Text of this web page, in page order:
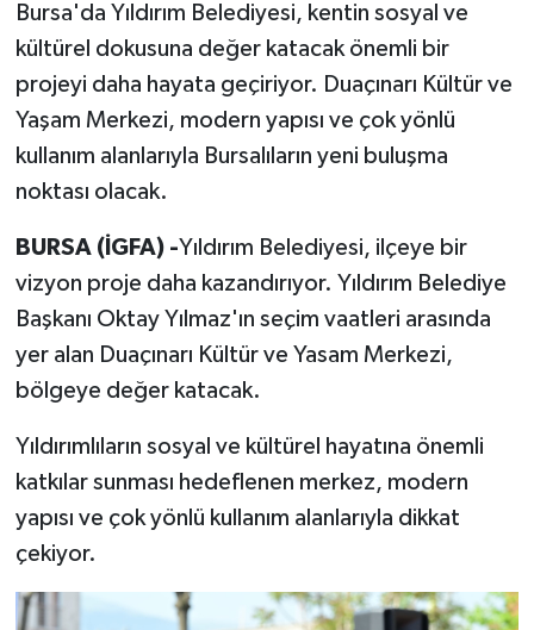
Bursa'da Yıldırım Belediyesi, kentin sosyal ve
kültürel dokusuna değer katacak önemli bir
projeyi daha hayata geçiriyor. Duaçınarı Kültür ve
Yaşam Merkezi, modern yapısı ve çok yönlü
kullanım alanlarıyla Bursalıların yeni buluşma
noktası olacak.
BURSA (İGFA) -Yıldırım Belediyesi, ilçeye bir
vizyon proje daha kazandırıyor. Yıldırım Belediye
Başkanı Oktay Yılmaz'ın seçim vaatleri arasında
yer alan Duaçınarı Kültür ve Yasam Merkezi,
bölgeye değer katacak.
Yıldırımlıların sosyal ve kültürel hayatına önemli
katkılar sunması hedeflenen merkez, modern
yapısı ve çok yönlü kullanım alanlarıyla dikkat
çekiyor.